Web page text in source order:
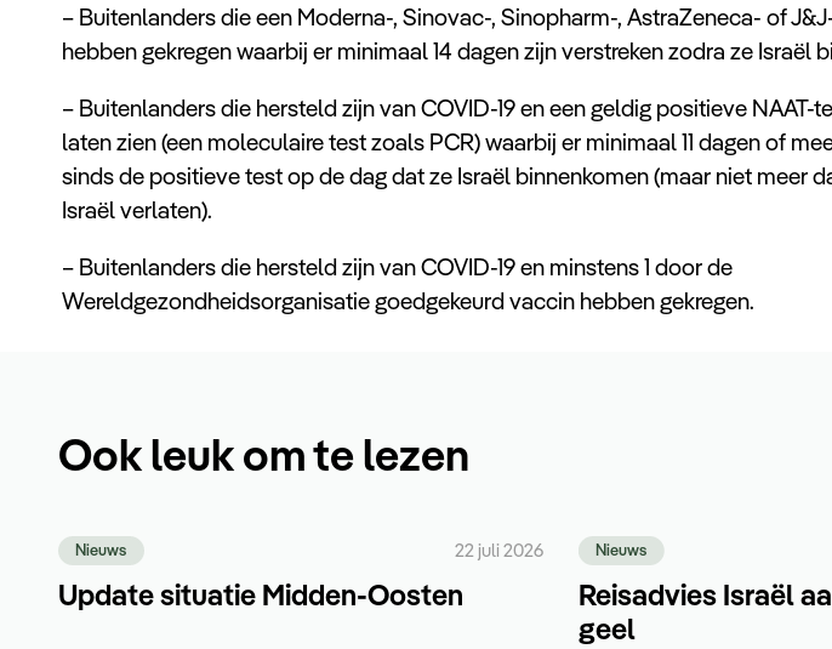
– Buitenlanders die een Moderna-, Sinovac-, Sinopharm-, AstraZeneca- of
hebben gekregen waarbij er minimaal 14 dagen zijn verstreken zodra ze Israël
– Buitenlanders die hersteld zijn van COVID-19 en een geldig positieve NAAT-
laten zien (een moleculaire test zoals PCR) waarbij er minimaal 11 dagen of
sinds de positieve test op de dag dat ze Israël binnenkomen (maar niet meer
Israël verlaten).
– Buitenlanders die hersteld zijn van COVID-19 en minstens 1 door de
Wereldgezondheidsorganisatie goedgekeurd vaccin hebben gekregen.
Ook leuk om te lezen
Nieuws 22 juli 2026
Update situatie Midden-Oosten
Nieuws
Reisadvies Israël
geel